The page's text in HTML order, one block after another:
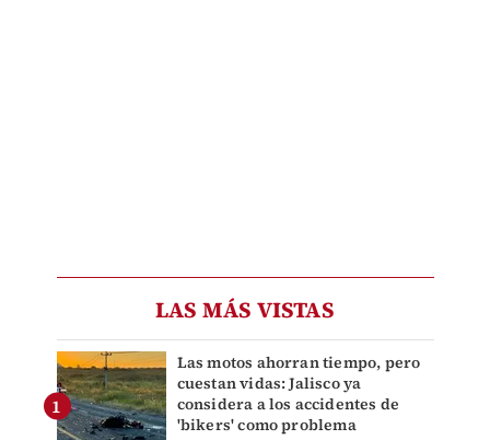
LAS MÁS VISTAS
Las motos ahorran tiempo, pero
cuestan vidas: Jalisco ya
considera a los accidentes de
'bikers' como problema